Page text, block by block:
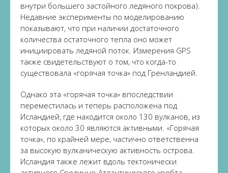
внутри большего застойного ледяного покрова).
Недавние эксперименты по моделированию
показывают, что при наличии достаточного
количества остаточного тепла оно может
инициировать ледяной поток. Измерения GPS
также свидетельствуют о том, что когда-то
существовала «горячая точка» под Гренландией.
Однако эта «горячая точка» впоследствии
переместилась и теперь расположена под
Исландией, где находится около 130 вулканов, из
которых около 30 являются активными. «Горячая
точка», по крайней мере, частично ответственна
за высокую вулканическую активность острова.
Исландия также лежит вдоль тектонически